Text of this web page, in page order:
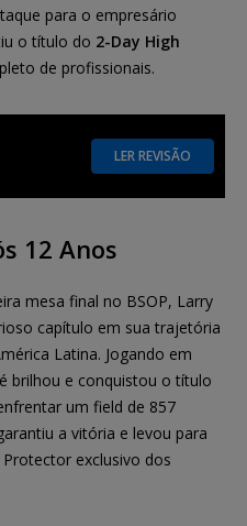
para o empresário
o título do 2-Day High
de profissionais.
LER REVISÃO
12 Anos
mesa final no BSOP, Larry
capítulo em sua trajetória
Latina. Jogando em
brilhou e conquistou o título
um field de 857
a vitória e levou para
exclusivo dos